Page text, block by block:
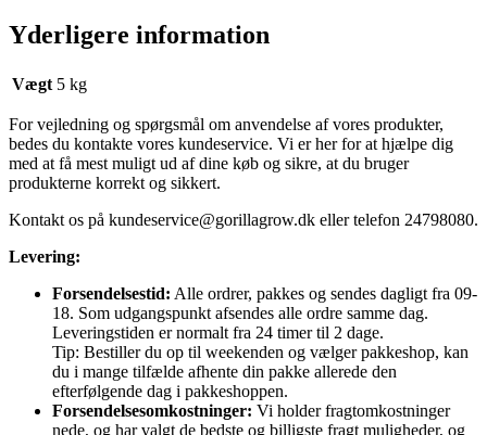
Yderligere information
Vægt 5 kg
For vejledning og spørgsmål om anvendelse af vores produkter,
bedes du kontakte vores kundeservice. Vi er her for at hjælpe dig
med at få mest muligt ud af dine køb og sikre, at du bruger
produkterne korrekt og sikkert.
Kontakt os på kundeservice@gorillagrow.dk eller telefon 24798080.
Levering:
Forsendelsestid: Alle ordrer, pakkes og sendes dagligt fra 09-
18. Som udgangspunkt afsendes alle ordre samme dag.
Leveringstiden er normalt fra 24 timer til 2 dage.
Tip: Bestiller du op til weekenden og vælger pakkeshop, kan
du i mange tilfælde afhente din pakke allerede den
efterfølgende dag i pakkeshoppen.
Forsendelsesomkostninger: Vi holder fragtomkostninger
nede, og har valgt de bedste og billigste fragt muligheder, og